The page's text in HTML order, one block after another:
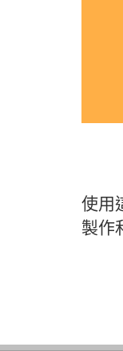
使用
製作